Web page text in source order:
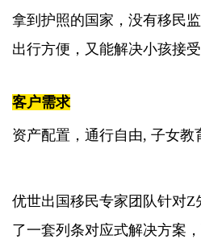
拿到护照的国家，没有移民
出行方便，又能解决小孩接
客户需求
资产配置，通行自由, 子女教
优世出国移民专家团队针对Z
了一套列条对应式解决方案